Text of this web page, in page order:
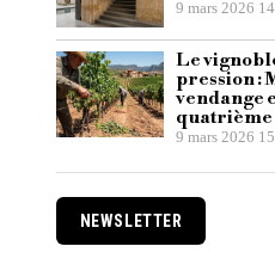
9 mars 2026
Le
pression :
vendange
quatrième
9 mars 2026
NEWSLETTER